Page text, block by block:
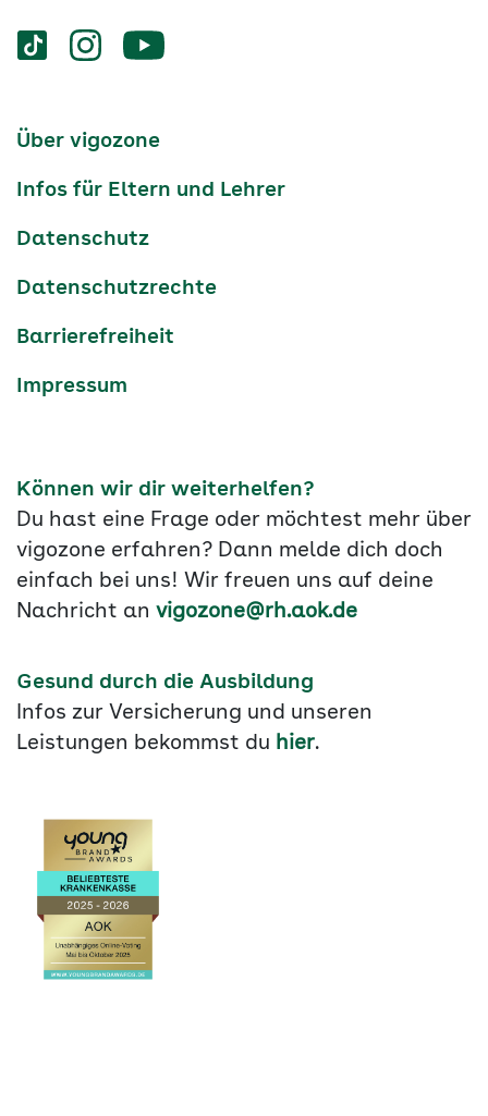
Services
Social-
vigozone.de
vigozone.devigozone.de
Services-
Über vigozone
Infos für Eltern und Lehrer
Datenschutz
Datenschutzrechte
Barrierefreiheit
Impressum
Können wir dir weiterhelfen?
Du hast eine Frage oder möchtest mehr über
vigozone erfahren? Dann melde dich doch
einfach bei uns! Wir freuen uns auf deine
Nachricht an vigozone@rh.aok.de
Gesund durch die Ausbildung
Infos zur Versicherung und unseren
Leistungen bekommst du hier.